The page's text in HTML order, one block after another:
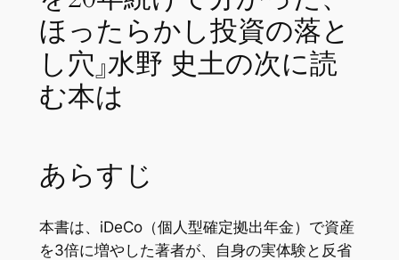
ほったらかし投資の落と
し穴』水野 史土の次に読
む本は
あらすじ
本書は、iDeCo（個人型確定拠出年金）で資産
を3倍に増やした著者が、自身の実体験と反省